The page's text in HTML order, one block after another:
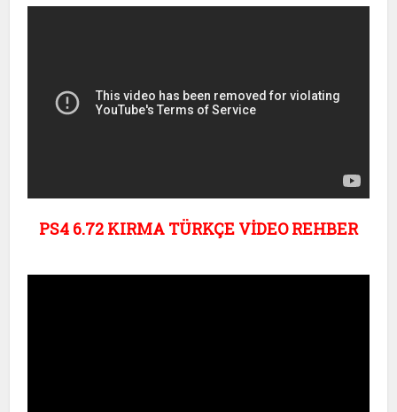
PS4 6.72 KIRMA TÜRKÇE VİDEO REHBER